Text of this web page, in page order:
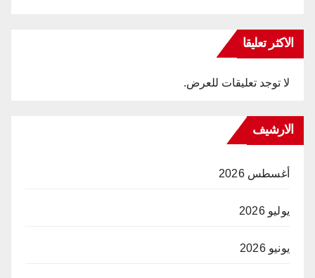
الاكثر تعليقا
لا توجد تعليقات للعرض.
الارشيف
أغسطس 2026
يوليو 2026
يونيو 2026